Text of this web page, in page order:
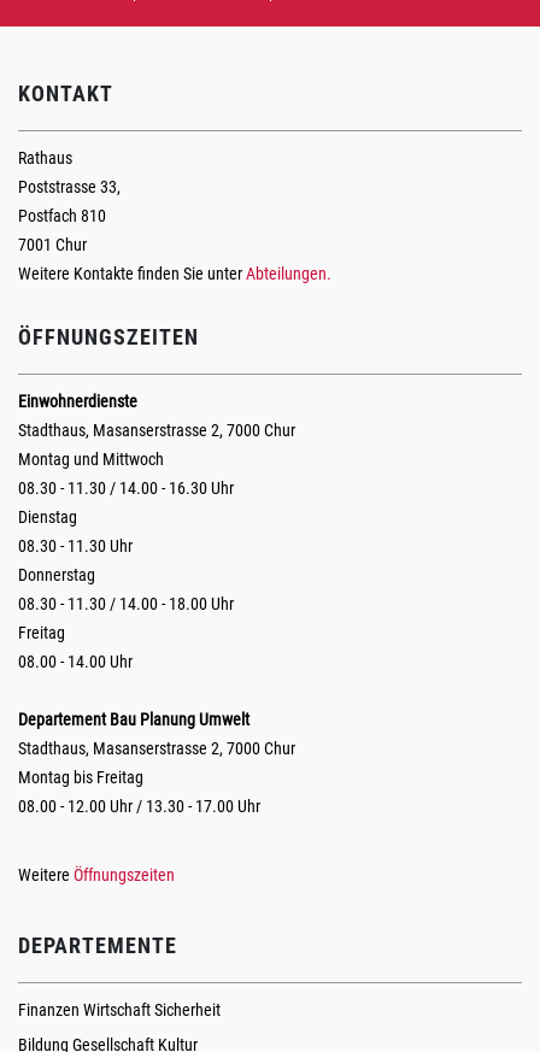
KONTAKT
Rathaus
Poststrasse 33,
Postfach 810
7001 Chur
Weitere Kontakte finden Sie unterAbteilungen.
ÖFFNUNGSZEITEN
Einwohnerdienste
Stadthaus, Masanserstrasse 2, 7000 Chur
Montag und Mittwoch
08.30 - 11.30 / 14.00 - 16.30 Uhr
Dienstag
08.30 - 11.30 Uhr
Donnerstag
08.30 - 11.30 / 14.00 - 18.00 Uhr
Freitag
08.00 - 14.00 Uhr
Departement Bau Planung Umwelt
Stadthaus, Masanserstrasse 2, 7000 Chur
Montag bis Freitag
08.00 - 12.00 Uhr / 13.30 - 17.00 Uhr
Weitere Öffnungszeiten
DEPARTEMENTE
Finanzen Wirtschaft Sicherheit
Bildung Gesellschaft Kultur